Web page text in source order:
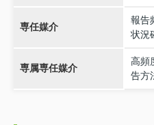
専任媒介
報告
状況
専属専任媒介
高頻
告方